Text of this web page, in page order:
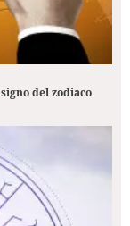
del zodiaco